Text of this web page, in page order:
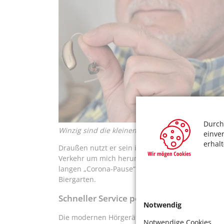
Notwendig
Notwendige Cookies
Winzig sind die kleinen Hörgeräte der neuen
Draußen nutzt er sein individuelles Fahrrad-
Verkehr um mich herum kann ich jetzt viel
langen „Corona-Pause“ auf Gespräche mit
Biergarten.
Schneller Service per „Fernbedienung“
Die modernen Hörgeräte werden mit einer